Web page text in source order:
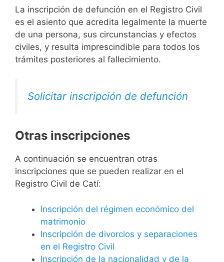
La inscripción de defunción en el Registro Civil
es el asiento que acredita legalmente la muerte
de una persona, sus circunstancias y efectos
civiles, y resulta imprescindible para todos los
trámites posteriores al fallecimiento.
Solicitar inscripción de defunción
Otras inscripciones
A continuación se encuentran otras
inscripciones que se pueden realizar en el
Registro Civil de Catí:
Inscripción del régimen económico del
matrimonio
Inscripción de divorcios y separaciones
en el Registro Civil
Inscripción de la nacionalidad y de la